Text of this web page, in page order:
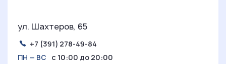
ул. Шахтеров, 65
+7 (391) 278-49-84
ПН — ВС с 10:00 до 20:00